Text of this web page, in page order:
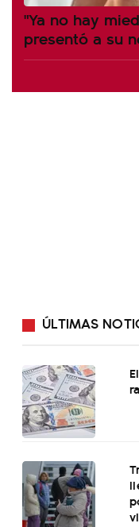
"Ya no hay
presentó a su
ÚLTIMAS